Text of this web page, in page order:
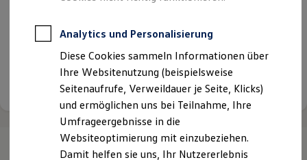
Professional Class bei Volkswagen
Behörden
Direktkunden
Sonderfahrzeuge
Anpfiff zum Gewinn
Elektromobilität
Elektroautos
ID. Tutorials
Elektrofahrzeugkonzepte
ID. EVERY1
Gepflegt, geprüft und für gut befunden.
Volkswagen Zertifizierte
Gebrauchtwagen.
Details ansehen
Analytics und Personalisierung
Diese Cookies sammeln Informationen über
Ihre Websitenutzung (beispielsweise
Seitenaufrufe, Verweildauer je Seite, Klicks)
und ermöglichen uns bei Teilnahme, Ihre
Umfrageergebnisse in die
Websiteoptimierung mit einzubeziehen.
Damit helfen sie uns, Ihr Nutzererlebnis